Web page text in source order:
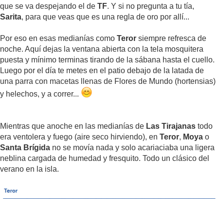
que se va despejando el de TF. Y si no pregunta a tu tía,
Sarita, para que veas que es una regla de oro por allí...
Por eso en esas medianías como Teror siempre refresca de
noche. Aquí dejas la ventana abierta con la tela mosquitera
puesta y mínimo terminas tirando de la sábana hasta el cuello.
Luego por el día te metes en el patio debajo de la latada de
una parra con macetas llenas de Flores de Mundo (hortensias)
y helechos, y a correr...
Mientras que anoche en las medianías de Las Tirajanas todo
era ventolera y fuego (aire seco hirviendo), en Teror, Moya o
Santa Brígida no se movía nada y solo acariaciaba una ligera
neblina cargada de humedad y fresquito. Todo un clásico del
verano en la isla.